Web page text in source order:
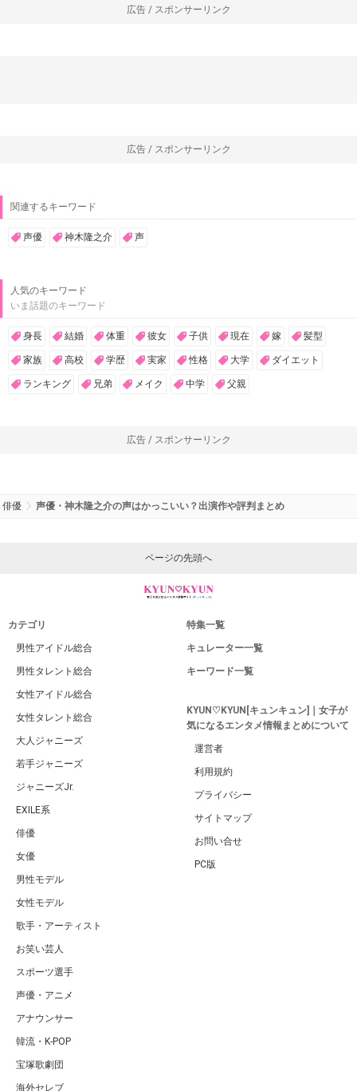
広告 / スポンサーリンク
広告 / スポンサーリンク
関連するキーワード
声優 神木隆之介 声
人気のキーワード
いま話題のキーワード
身長 結婚 体重 彼女 子供 現在 嫁 髪型
家族 高校 学歴 実家 性格 大学 ダイエット
ランキング 兄弟 メイク 中学 父親
広告 / スポンサーリンク
俳優 声優・神木隆之介の声はかっこいい？出演作や評判まとめ
ページの先頭へ
カテゴリ
男性アイドル総合
男性タレント総合
女性アイドル総合
女性タレント総合
大人ジャニーズ
若手ジャニーズ
ジャニーズJr.
EXILE系
俳優
女優
男性モデル
女性モデル
歌手・アーティスト
お笑い芸人
スポーツ選手
声優・アニメ
アナウンサー
韓流・K-POP
宝塚歌劇団
海外セレブ
特集一覧
キュレーター一覧
キーワード一覧
KYUN♡KYUN[キュンキュン]｜女子が
気になるエンタメ情報まとめについて
運営者
利用規約
プライバシー
サイトマップ
お問い合せ
PC版